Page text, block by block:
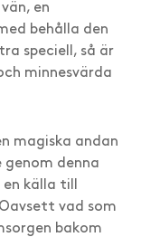
en
behålla den
speciell, så är
minnesvärda
magiska andan
genom denna
källa till
vad som
bakom